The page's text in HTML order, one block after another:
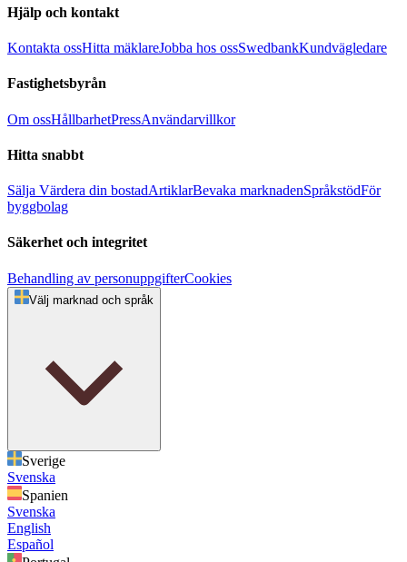
Hjälp och kontakt
Kontakta ossHitta mäklareJobba hos ossSwedbankKundvägledare
Fastighetsbyrån
Om ossHållbarhetPressAnvändarvillkor
Hitta snabbt
Sälja Värdera din bostadArtiklarBevaka marknadenSpråkstödFör
byggbolag
Säkerhet och integritet
Behandling av personuppgifterCookies
Välj marknad och språk
Sverige
Svenska
Spanien
Svenska
English
Español